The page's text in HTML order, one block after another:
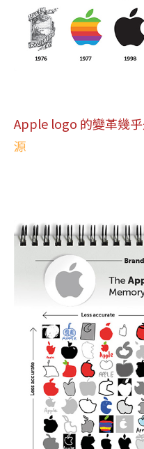
Apple logo 的變革幾
源